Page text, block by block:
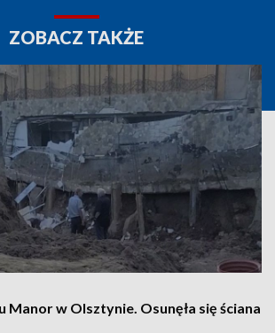
ZOBACZ TAKŻE
Manor w Olsztynie. Osunęła się ściana